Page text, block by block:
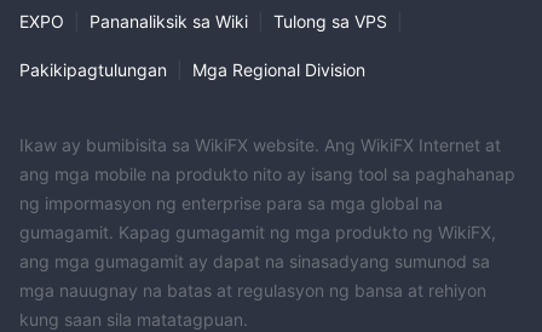
Mga Stock (Spot Trading):
Nakalista na mga Stock sa Japan:
Para sa mga transaksyon na higit sa 25,000 yen hanggang
222,000 yen: 0% ng presyo ng kontrata + 2,500 yen × 1.1
Ang mga dagdag na pagtaas sa porsyento ng bayad at
karagdagang singil ay naaangkop habang lumalaki ang presyo
ng kontrata, na may partikular na mga rate na ipinapalaganap
sa iba't ibang mga bracket ng presyo.
EXPO Pananaliksik sa Wiki Tulong sa VPS
Pakikipagtulungan Mga Regional Division
Ikaw ay bumibisita sa WikiFX website. Ang WikiFX Internet at
ang mga mobile na produkto nito ay isang tool sa paghahanap
ng impormasyon ng enterprise para sa mga global na
gumagamit. Kapag gumagamit ng mga produkto ng WikiFX,
ang mga gumagamit ay dapat na sinasadyang sumunod sa
mga nauugnay na batas at regulasyon ng bansa at rehiyon
kung saan sila matatagpuan.